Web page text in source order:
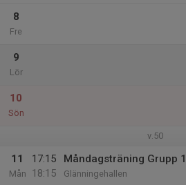
8
Fre
9
Lör
10
Sön
v.50
11
Mån
17:15
18:15
Måndagsträning Grupp 1
Glänningehallen